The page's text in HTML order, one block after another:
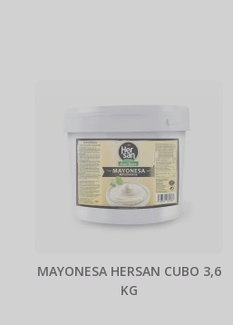
MAYONESA HERSAN CUBO 3,6
KG